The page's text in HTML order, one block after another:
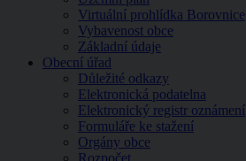
Virtuální prohlídka Borovnice
Vybavenost obce
Základní údaje
Obecní úřad
Důležité odkazy
Elektronická podatelna
Elektronický registr oznámení
Formuláře ke stažení
Orgány obce
Rozpočet